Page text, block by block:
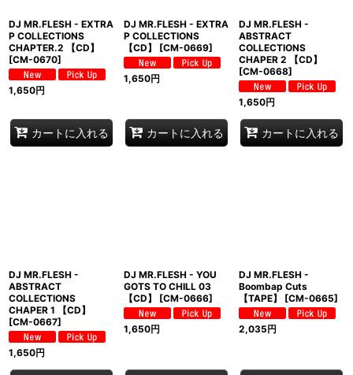
DJ MR.FLESH - EXTRA
P COLLECTIONS
CHAPTER.2 【CD】
[CM-0670]
1,650円
カートに入れる
DJ MR.FLESH - EXTRA
P COLLECTIONS
【CD】
[CM-0669]
1,650円
カートに入れる
DJ MR.FLESH -
ABSTRACT
COLLECTIONS
CHAPER 2 【CD】
[CM-0668]
1,650円
カートに入れる
DJ MR.FLESH -
ABSTRACT
COLLECTIONS
CHAPER 1 【CD】
[CM-0667]
1,650円
DJ MR.FLESH - YOU
GOTS TO CHILL 03
【CD】
[CM-0666]
1,650円
DJ MR.FLESH -
Boombap Cuts
【TAPE】
[CM-0665]
2,035円